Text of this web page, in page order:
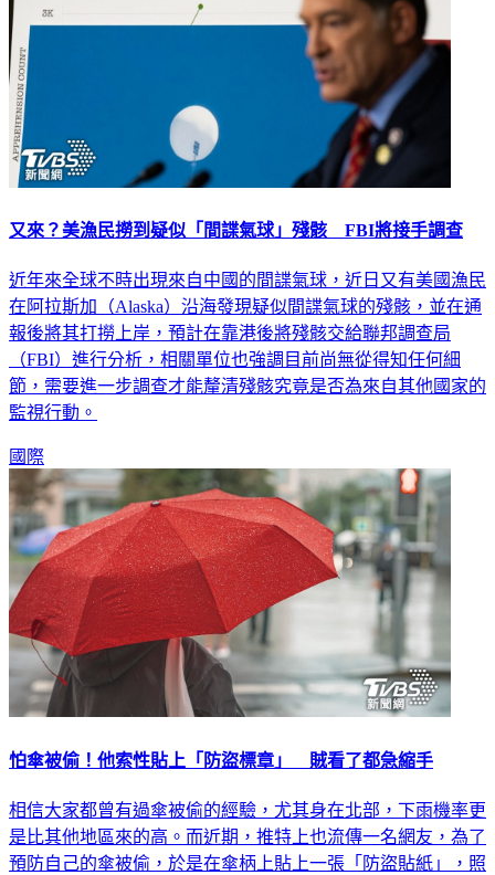
又來？美漁民撈到疑似「間諜氣球」殘骸 FBI將接手調查
近年來全球不時出現來自中國的間諜氣球，近日又有美國漁民
在阿拉斯加（Alaska）沿海發現疑似間諜氣球的殘骸，並在通
報後將其打撈上岸，預計在靠港後將殘骸交給聯邦調查局
（FBI）進行分析，相關單位也強調目前尚無從得知任何細
節，需要進一步調查才能釐清殘骸究竟是否為來自其他國家的
監視行動。
國際
怕傘被偷！他索性貼上「防盜標章」 賊看了都急縮手
相信大家都曾有過傘被偷的經驗，尤其身在北部，下雨機率更
是比其他地區來的高。而近期，推特上也流傳一名網友，為了
預防自己的傘被偷，於是在傘柄上貼上一張「防盜貼紙」，照